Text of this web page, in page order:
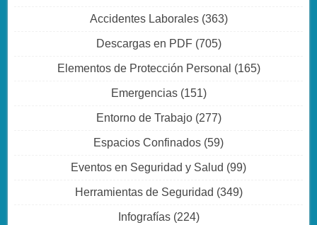
Accidentes Laborales(363)
Descargas en PDF(705)
Elementos de Protección Personal (165)
Emergencias(151)
Entorno de Trabajo(277)
Espacios Confinados (59)
Eventos en Seguridad y Salud (99)
Herramientas de Seguridad (349)
Infografías(224)